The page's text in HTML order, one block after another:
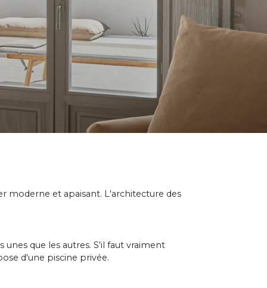
moderne et apaisant. L'architecture des
unes que les autres. S'il faut vraiment
d'une piscine privée.